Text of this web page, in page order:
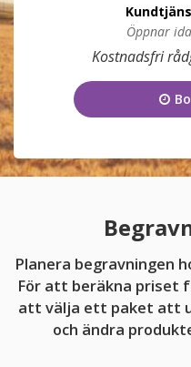
031-
Öppnar
Måndag
Tisdag
Onsdag
Fredag
Kostnadsfri
Planera begravningen
För att beräkna priset
att välja ett paket att
och ändra